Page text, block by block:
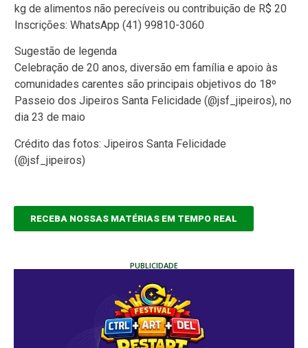
kg de alimentos não perecíveis ou contribuição de R$ 20
Inscrições: WhatsApp (41) 99810-3060
Sugestão de legenda
Celebração de 20 anos, diversão em família e apoio às
comunidades carentes são principais objetivos do 18º
Passeio dos Jipeiros Santa Felicidade (@jsf_jipeiros), no
dia 23 de maio
Crédito das fotos: Jipeiros Santa Felicidade
(@jsf_jipeiros)
RECEBA NOSSAS MATÉRIAS EM TEMPO REAL
PUBLICIDADE